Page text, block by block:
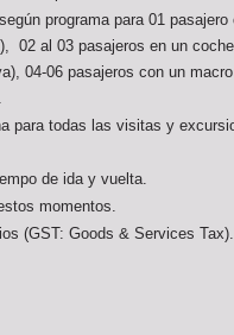
programa para 01 pasajero
02 al 03 pasajeros en un
04-06 pasajeros con un
para todas las visitas y
de ida y vuelta.
momentos.
(GST: Goods & Services Tax).